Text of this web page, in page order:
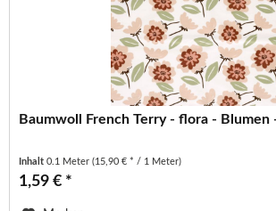
Baumwoll French Terry - flora - Blumen
Inhalt0.1 Meter(15,90 € * / 1 Meter)
1,59 € *